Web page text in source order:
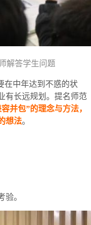
解答学生问题
在中年达到不惑的状
有长远规划。提名师范
并包”的理念与方法，
想法。
验。